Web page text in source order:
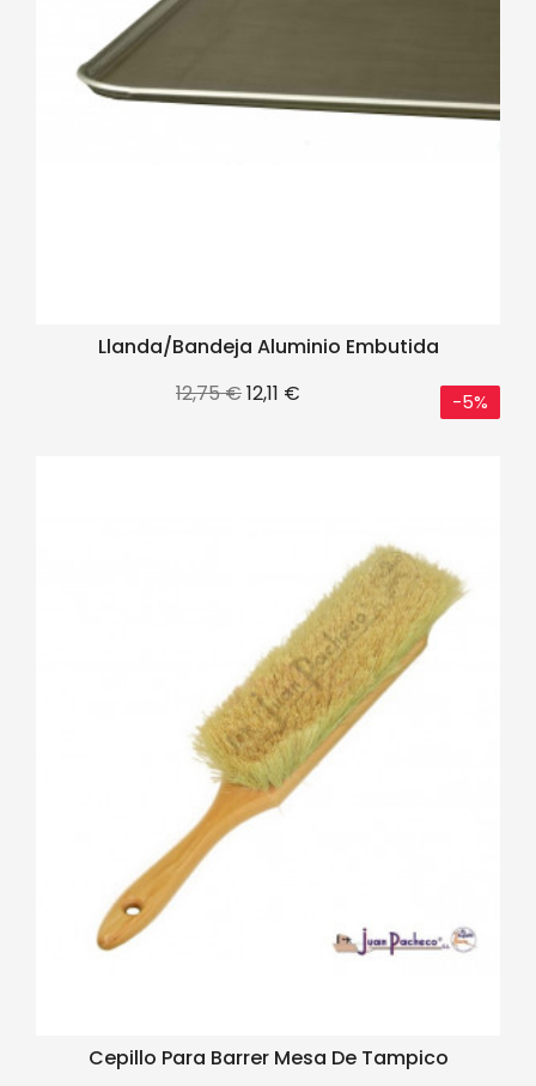
Llanda/bandeja Aluminio Embutida
Precio
12,75 €Precio
12,11 € -5%
Cepillo Para Barrer Mesa De Tampico